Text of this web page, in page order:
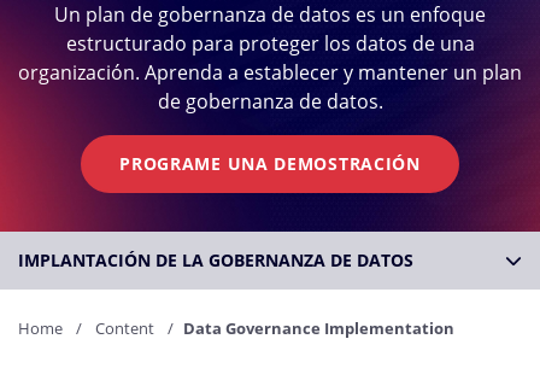
Un plan de gobernanza de datos es un enfoque
estructurado para proteger los datos de una
organización. Aprenda a establecer y mantener un plan
de gobernanza de datos.
PROGRAME UNA DEMOSTRACIÓN
IMPLANTACIÓN DE LA GOBERNANZA DE DATOS
Home Content Data Governance Implementation